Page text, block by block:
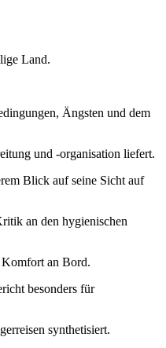
Land.
Ängsten und dem
und -organisation liefert.
Blick auf seine Sicht auf
an den hygienischen
Komfort an Bord.
besonders für
synthetisiert.